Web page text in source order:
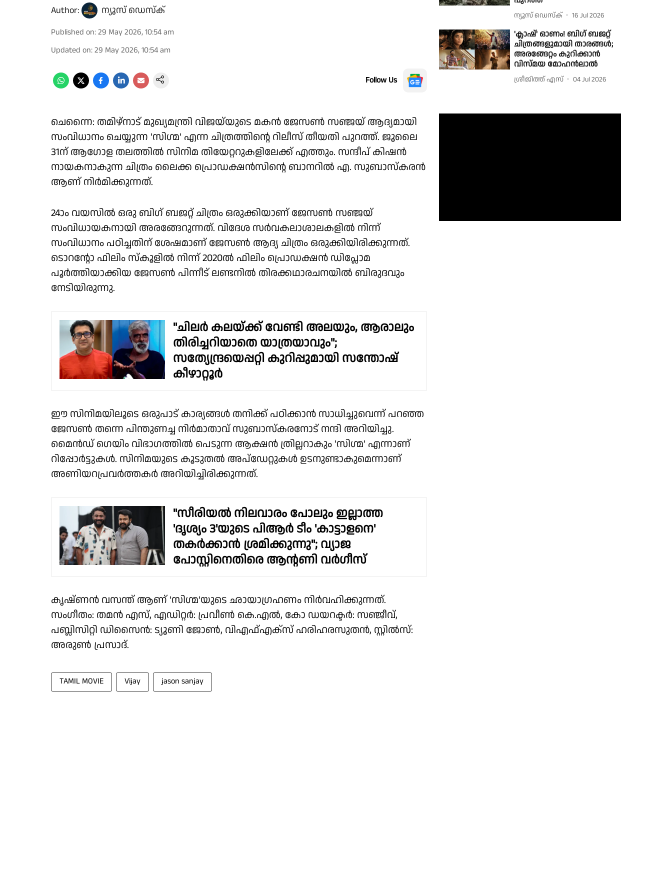
Author: ന്യൂസ് ഡെസ്ക്
Published on:29 May 2026, 10:54 am
Updated on:29 May 2026, 10:54 am
Follow Us
ചെന്നൈ: തമിഴ്‌നാട് മുഖ്യമന്ത്രി വിജയ്‌യുടെ മകൻ ജേസൺ സഞ്ജയ് ആദ്യമായി
സംവിധാനം ചെയ്യുന്ന 'സിഗ്മ' എന്ന ചിത്രത്തിന്റെ റിലീസ് തീയതി പുറത്ത്. ജൂലൈ
31ന് ആഗോള തലത്തിൽ സിനിമ തിയേറ്ററുകളിലേക്ക് എത്തും. സന്ദീപ് കിഷൻ
നായകനാകുന്ന ചിത്രം ലൈക്ക പ്രൊഡക്ഷൻസിന്റെ ബാനറിൽ എ. സുബാസ്കരൻ
ആണ് നിർമിക്കുന്നത്.
24ാം വയസിൽ ഒരു ബിഗ് ബജറ്റ് ചിത്രം ഒരുക്കിയാണ് ജേസൺ സഞ്ജയ്
സംവിധായകനായി അരങ്ങേറുന്നത്. വിദേശ സർവകലാശാലകളിൽ നിന്ന്
സംവിധാനം പഠിച്ചതിന് ശേഷമാണ് ജേസൺ ആദ്യ ചിത്രം ഒരുക്കിയിരിക്കുന്നത്.
ടൊറന്റോ ഫിലിം സ്കൂളില്‍ നിന്ന് 2020ല്‍ ഫിലിം പ്രൊഡക്ഷന്‍ ഡിപ്ലോമ
പൂര്‍ത്തിയാക്കിയ ജേസണ്‍ പിന്നീട് ലണ്ടനില്‍ തിരക്കഥാരചനയില്‍ ബിരുദവും
നേടിയിരുന്നു.
"ചിലർ കലയ്ക്ക് വേണ്ടി അലയും, ആരാലും
തിരിച്ചറിയാതെ യാത്രയാവും";
സത്യേന്ദ്രയെപ്പറ്റി കുറിപ്പുമായി സന്തോഷ്
കീഴാറ്റൂർ
ഈ സിനിമയിലൂടെ ഒരുപാട് കാര്യങ്ങൾ തനിക്ക് പഠിക്കാൻ സാധിച്ചുവെന്ന് പറഞ്ഞ
ജേസൺ തന്നെ പിന്തുണച്ച നിർമാതാവ് സുബാസ്കരനോട് നന്ദി അറിയിച്ചു.
മൈൻഡ് ഗെയിം വിഭാഗത്തിൽ പെടുന്ന ആക്ഷൻ ത്രില്ലറാകും 'സിഗ്മ' എന്നാണ്
റിപ്പോർട്ടുകൾ. സിനിമയുടെ കൂടുതൽ അപ്ഡേറ്റുകൾ ഉടനുണ്ടാകുമെന്നാണ്
അണിയറപ്രവർത്തകർ അറിയിച്ചിരിക്കുന്നത്.
"സീരിയൽ നിലവാരം പോലും ഇല്ലാത്ത
'ദൃശ്യം 3'യുടെ പിആർ ടീം 'കാട്ടാളനെ'
തകർക്കാൻ ശ്രമിക്കുന്നു"; വ്യാജ
പോസ്റ്റിനെതിരെ ആന്റണി വർഗീസ്
കൃഷ്ണൻ വസന്ത് ആണ് 'സിഗ്മ'യുടെ ഛായാഗ്രഹണം നിർവഹിക്കുന്നത്.
സംഗീതം: തമൻ എസ്, എഡിറ്റർ: പ്രവീൺ കെ.എൽ, കോ ഡയറക്ടർ: സഞ്ജീവ്,
പബ്ലിസിറ്റി ഡിസൈൻ: ട്യൂണി ജോൺ, വിഎഫ്എക്സ് ഹരിഹരസുതൻ, സ്റ്റിൽസ്:
അരുൺ പ്രസാദ്.
TAMIL MOVIE Vijay jason sanjay
ന്യൂസ് ഡെസ്ക് 16 Jul 2026
'ക്ലാഷ്' ഓണം! ബിഗ് ബജറ്റ്
ചിത്രങ്ങളുമായി താരങ്ങൾ;
അരങ്ങേറ്റം കുറിക്കാൻ
വിസ്മയ മോഹൻലാൽ
ശ്രീജിത്ത് എസ് 04 Jul 2026